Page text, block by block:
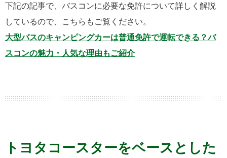
下記の記事で、バスコンに必要な免許について詳しく解説
しているので、こちらもご覧ください。
大型バスのキャンピングカーは普通免許で運転できる？バ
スコンの魅力・人気な理由もご紹介
トヨタコースターをベースとした